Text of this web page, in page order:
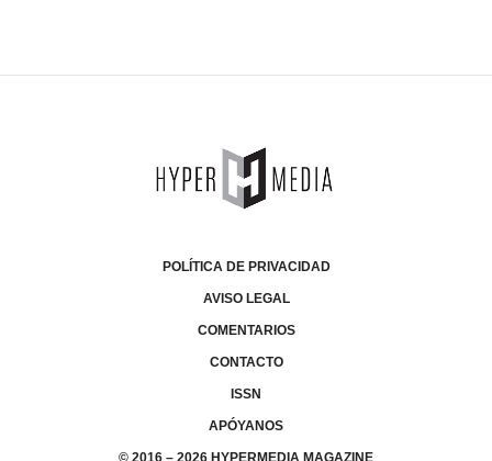
POLÍTICA DE PRIVACIDAD
AVISO LEGAL
COMENTARIOS
CONTACTO
ISSN
APÓYANOS